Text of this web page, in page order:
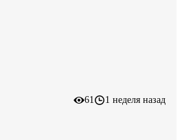
61 1 неделя назад